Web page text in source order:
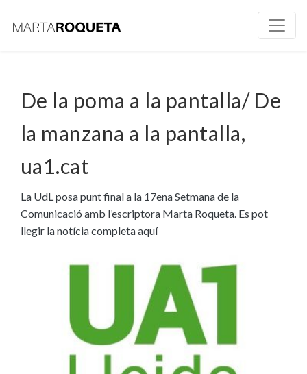
De la poma a la pantalla/ De
la manzana a la pantalla,
ua1.cat
La UdL posa punt final a la 17ena Setmana de la
Comunicació amb l’escriptora Marta Roqueta. Es pot
llegir la notícia completa aquí